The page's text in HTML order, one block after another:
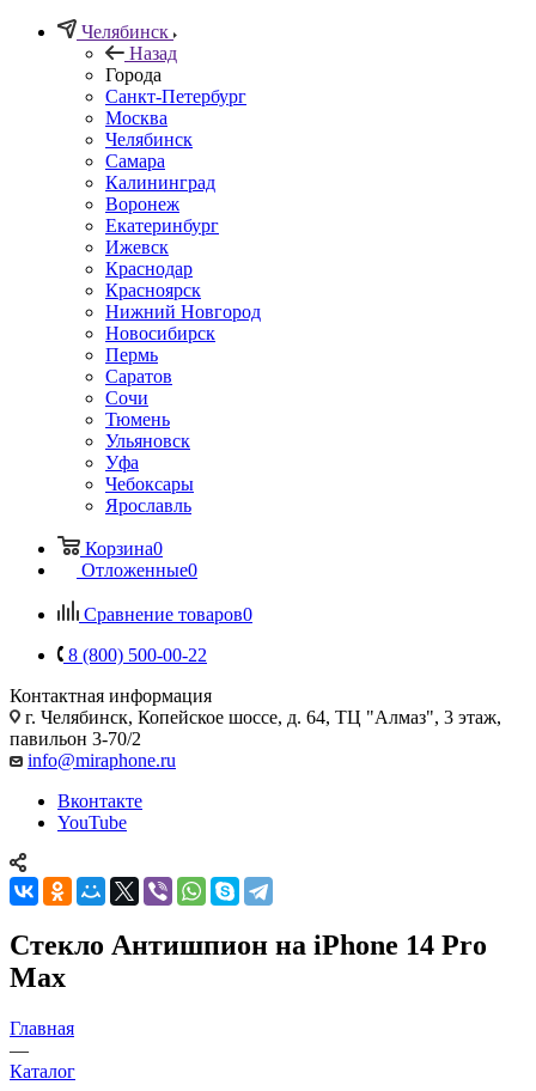
Челябинск
Назад
Города
Санкт-Петербург
Москва
Челябинск
Самара
Калининград
Воронеж
Екатеринбург
Ижевск
Краснодар
Красноярск
Нижний Новгород
Новосибирск
Пермь
Саратов
Сочи
Тюмень
Ульяновск
Уфа
Чебоксары
Ярославль
Корзина0
Отложенные0
Сравнение товаров0
8 (800) 500-00-22
Контактная информация
г. Челябинск, Копейское шоссе, д. 64, ТЦ "Алмаз", 3 этаж,
павильон 3-70/2
info@miraphone.ru
Вконтакте
YouTube
Стекло Антишпион на iPhone 14 Pro
Max
Главная
—
Каталог